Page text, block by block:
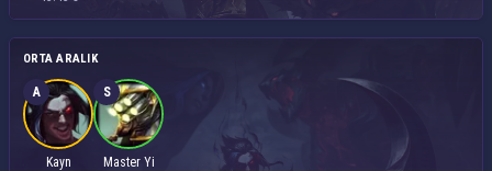
ORTA ARALIK
A
Kayn
S
Master Yi